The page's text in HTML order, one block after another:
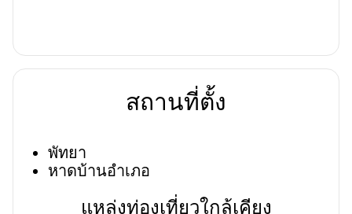
สถานที่ตั้ง
พัทยา
หาดบ้านอำเภอ
แหล่งท่องเที่ยวใกล้เคียง